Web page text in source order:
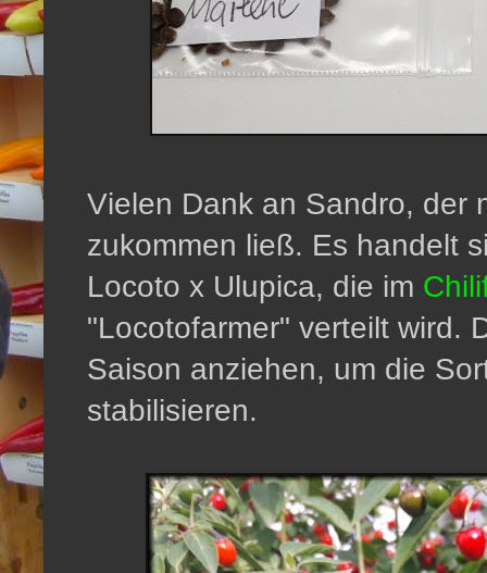
Vielen Dank an Sandro, der
zukommen ließ. Es handelt
Locoto x Ulupica, die im
"Locotofarmer" verteilt wird.
Saison anziehen, um die
stabilisieren.